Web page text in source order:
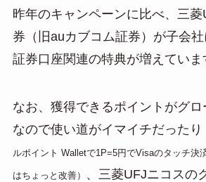
昨年のキャンペーンに比べ、三
券（旧auカブコム証券）が子会
証券口座関連の特典が増えていま
なお、獲得できるポイントがグロ
なので使い道がイマイチだったり
ルポイント Walletで1P=5円でVisaのタッチ決
はちょっと改善）
、三菱UFJニコスの